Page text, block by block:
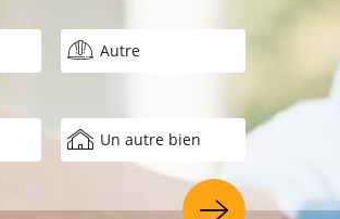
Autre
Un autre bien